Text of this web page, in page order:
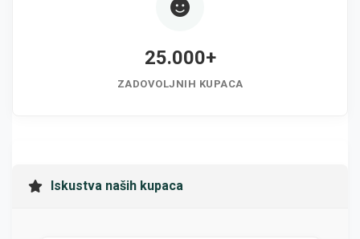
25.000+
ZADOVOLJNIH KUPACA
Iskustva naših kupaca